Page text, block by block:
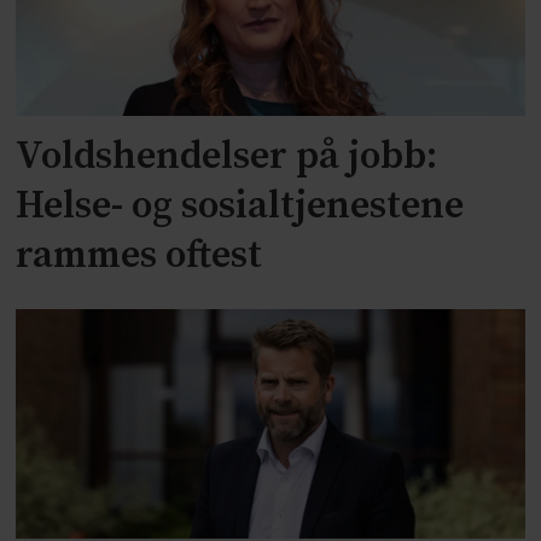
Voldshendelser på jobb:
Helse- og sosialtjenestene
rammes oftest